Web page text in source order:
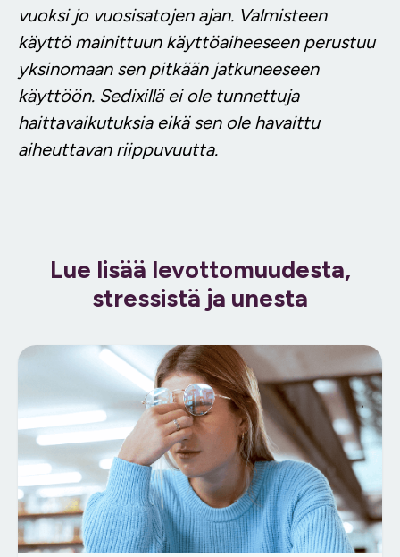
vuoksi jo vuosisatojen ajan. Valmisteen
käyttö mainittuun käyttöaiheeseen perustuu
yksinomaan sen pitkään jatkuneeseen
käyttöön. Sedixillä ei ole tunnettuja
haittavaikutuksia eikä sen ole havaittu
aiheuttavan riippuvuutta.
Lue lisää levottomuudesta,
stressistä ja unesta